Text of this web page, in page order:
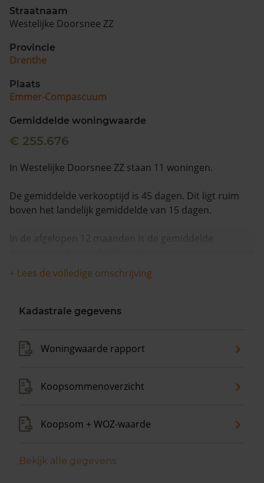
Straatnaam
Westelijke Doorsnee ZZ
Provincie
Drenthe
Plaats
Emmer-Compascuum
Gemiddelde woningwaarde
€ 255.676
In Westelijke Doorsnee ZZ staan 11 woningen.
De gemiddelde verkooptijd is 45 dagen. Dit ligt ruim
boven het landelijk gemiddelde van 15 dagen.
In de afgelopen 12 maanden is de gemiddelde
+ Lees de volledige omschrijving
Kadastrale gegevens
Woningwaarde rapport
Koopsommenoverzicht
Koopsom + WOZ-waarde
Bekijk alle gegevens